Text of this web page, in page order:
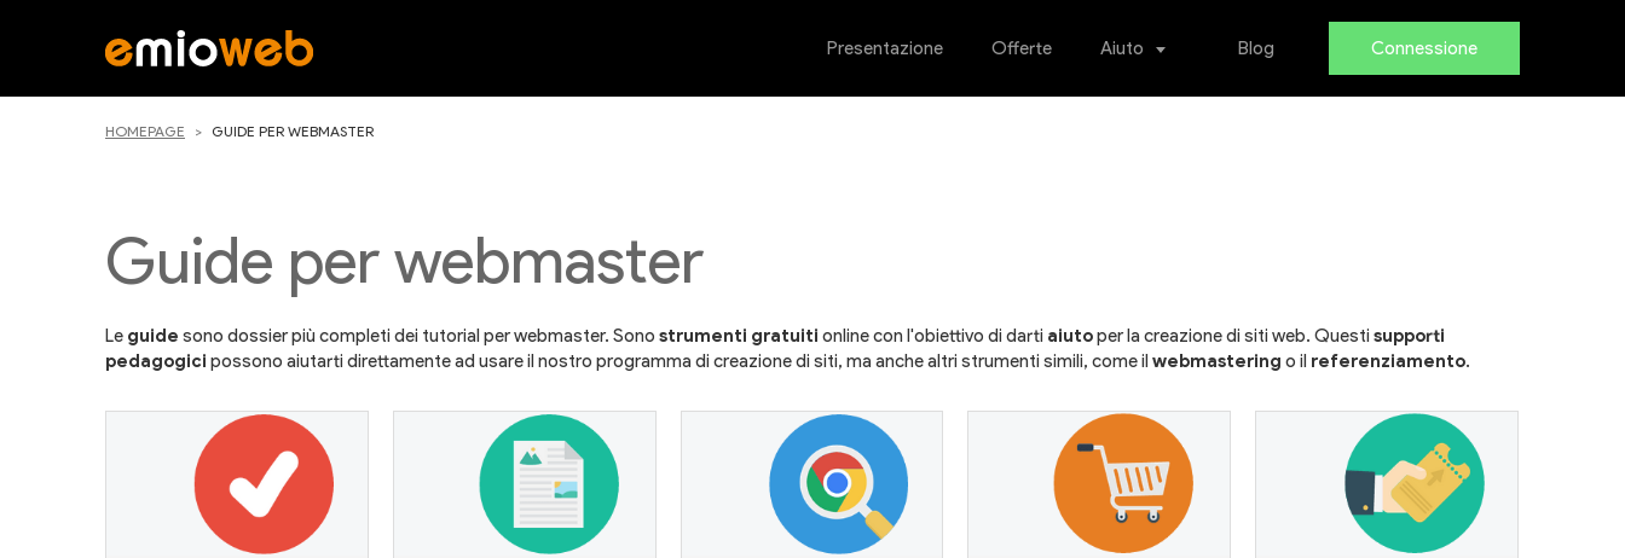
Presentazione Offerte Aiuto Blog Connessione
HOMEPAGE GUIDE PER WEBMASTER
Guide per webmaster
Le guide sono dossier più completi dei tutorial per webmaster. Sono strumenti gratuiti online con l'obiettivo di darti aiutoper la creazione di siti web. Questi supporti
pedagogici possono aiutarti direttamente ad usare il nostro programma di creazione di siti, ma anche altri strumenti simili, come il webmastering o il referenziamento.